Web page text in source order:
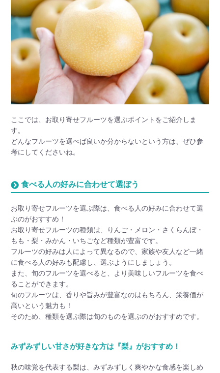
ここでは、お取り寄せフルーツを選ぶポイントをご紹介しま
す。
どんなフルーツを選べば良いか分からないという方は、ぜひ参
考にしてくださいね。
食べる人の好みに合わせて選ぼう
お取り寄せフルーツを選ぶ際は、食べる人の好みに合わせて選
ぶのがおすすめ！
お取り寄せフルーツの種類は、りんご・メロン・さくらんぼ・
もも・梨・みかん・いちごなど種類が豊富です。
フルーツの好みは人によって異なるので、家族や友人など一緒
に食べる人の好みも配慮し、選ぶようにしましょう。
また、旬のフルーツを選べると、より美味しいフルーツを食べ
ることができます。
旬のフルーツは、香りや旨みが豊富なのはもちろん、栄養価が
高いという魅力も！
そのため、種類を選ぶ際は旬のものを選ぶのがおすすめです。
みずみずしい甘さが好きな方は『梨』がおすすめ！
秋の味覚を代表する梨は、みずみずしく爽やかな食感を楽しめ